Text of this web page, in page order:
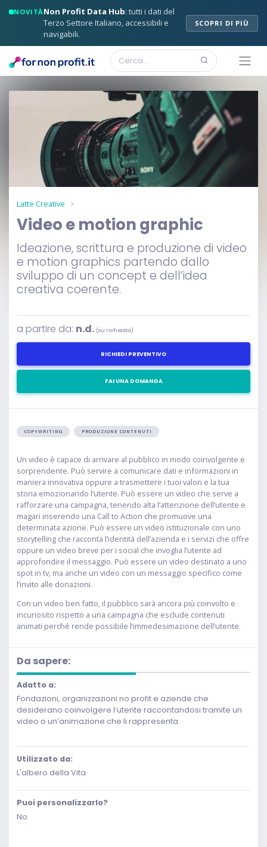
NOVITÀNon Profit Data Hub: tutti i dati del
Terzo Settore Italiano, accessibili e
navigabili.
SCOPRI DI PIÙ
Latte Creative
Video e motion graphic
Ideazione, scrittura e produzione di video
e motion graphics partendo dallo
sviluppo di un concept e dell’idea
creativa coerente.
a partire da: n.d. (su richiesta)
RICHIEDI PREVENTIVO
FAI UNA DOMANDA
COPYWRITING PRODUZIONE CONTENUTI
Un video è capace di arrivare al pubblico in modo coinvolgente e
sorprendente. Può servire a comunicare dati e informazioni in
maniera innovativa oppure a trasmettere i tuoi valori e la tua
storia emozionando l’utente. Può essere un video che serve a
rafforzare una campagna, tenendo alta l’attenzione dell’utente e
magari inserendo una Call to Action che promuove una
determinata azione. Può essere un video istituzionale con uno
storytelling che racconta l’identità dell’azienda e i servizi che offre
oppure un video breve per i social che invoglia l’utente ad
approfondire il messaggio. Può essere un video destinato a uno
spot in tv, ma anche un video con un messaggio specifico come
l’invito alle donazioni.
Con un video ben fatto, il pubblico sarà ancora più coinvolto e
incuriosito rispetto a una campagna che esclude contenuti
animati perché rende possibile l’immedesimazione dell’utente.
Da sapere:
Adatto a:
Fondazioni, organizzazioni no profit e aziende che
desiderano coinvolgere l’utente raccontandosi tramite un
video o un’animazione che li rappresenta.
Utilizzato da:
L'albero della Vita
Puoi personalizzarlo?
No